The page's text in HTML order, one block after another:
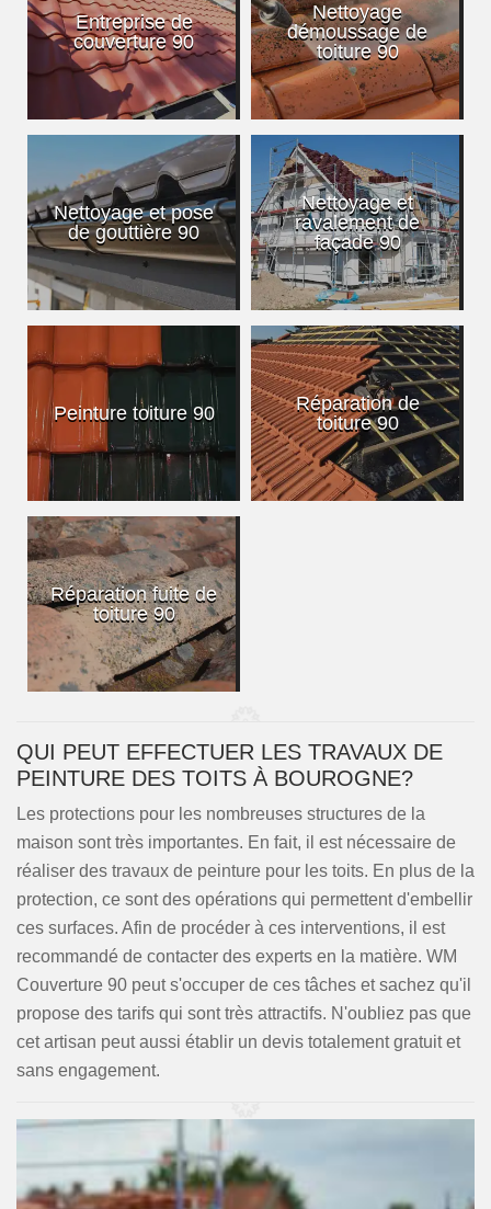
Entreprise de
couverture 90
Nettoyage
démoussage de
toiture 90
Nettoyage et pose
de gouttière 90
Nettoyage et
ravalement de
façade 90
Peinture toiture 90
Réparation de
toiture 90
Réparation fuite de
toiture 90
QUI PEUT EFFECTUER LES TRAVAUX DE
PEINTURE DES TOITS À BOUROGNE?
Les protections pour les nombreuses structures de la
maison sont très importantes. En fait, il est nécessaire de
réaliser des travaux de peinture pour les toits. En plus de la
protection, ce sont des opérations qui permettent d'embellir
ces surfaces. Afin de procéder à ces interventions, il est
recommandé de contacter des experts en la matière. WM
Couverture 90 peut s'occuper de ces tâches et sachez qu'il
propose des tarifs qui sont très attractifs. N'oubliez pas que
cet artisan peut aussi établir un devis totalement gratuit et
sans engagement.